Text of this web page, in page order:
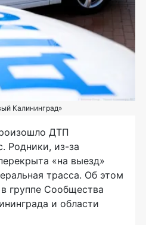
Калининград»
ДТП
Родники, из-за
«на выезд»
трасса. Об этом
группе Сообщества
и области